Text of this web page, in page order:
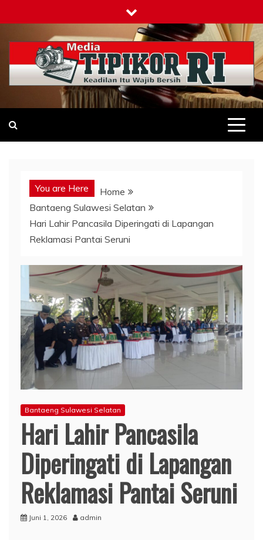
to
content
Tipikor-ri-online.my.id
Keadilan Itu Wajib Bersih
You are Here
Home
Bantaeng Sulawesi Selatan
Hari Lahir Pancasila Diperingati di Lapangan
Reklamasi Pantai Seruni
Bantaeng Sulawesi Selatan
Hari Lahir Pancasila
Diperingati di Lapangan
Reklamasi Pantai Seruni
Juni 1, 2026 admin